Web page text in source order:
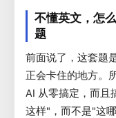
不懂英文，怎
题
前面说了，这套题
正会卡住的地方。
AI 从零搞定，而且
这样"，而不是"这